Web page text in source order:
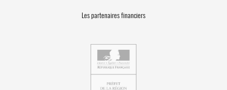
Les partenaires financiers